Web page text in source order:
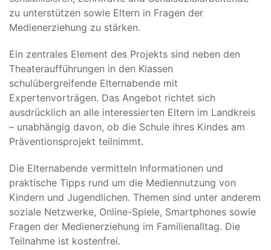
zu unterstützen sowie Eltern in Fragen der
Medienerziehung zu stärken.
Ein zentrales Element des Projekts sind neben den
Theateraufführungen in den Klassen
schulübergreifende Elternabende mit
Expertenvorträgen. Das Angebot richtet sich
ausdrücklich an alle interessierten Eltern im Landkreis
– unabhängig davon, ob die Schule ihres Kindes am
Präventionsprojekt teilnimmt.
Die Elternabende vermitteln Informationen und
praktische Tipps rund um die Mediennutzung von
Kindern und Jugendlichen. Themen sind unter anderem
soziale Netzwerke, Online-Spiele, Smartphones sowie
Fragen der Medienerziehung im Familienalltag. Die
Teilnahme ist kostenfrei.